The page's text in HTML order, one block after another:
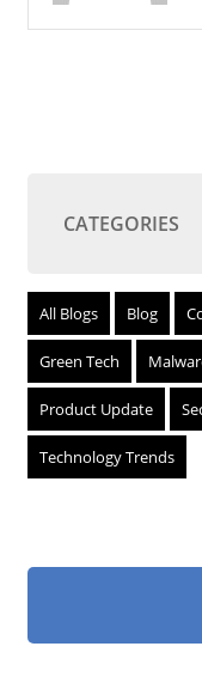
CATEGORIES
All Blogs Blog
Green Tech
Product Update
Technology Trends